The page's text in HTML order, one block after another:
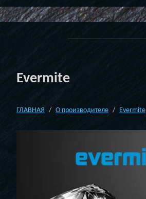
Evermite
ГЛАВНАЯ О производителе Evermite